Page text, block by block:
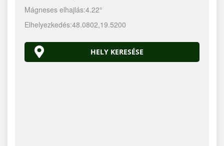
Mágneses elhajlás:4.22°
Elhelyezkedés:48.0802,19.5200
HELY KERESÉSE